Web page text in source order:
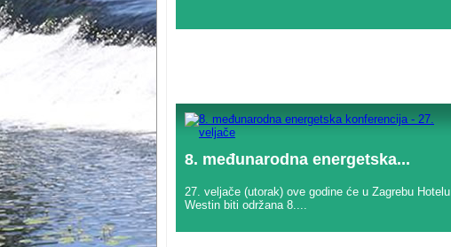
8. međunarodna energetska...
27. veljače (utorak) ove godine će u Zagrebu Hotelu
Westin biti održana 8....